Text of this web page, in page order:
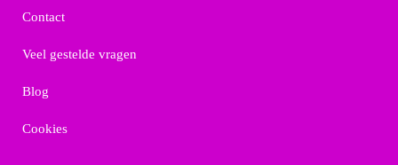
Contact
Veel gestelde vragen
Blog
Cookies